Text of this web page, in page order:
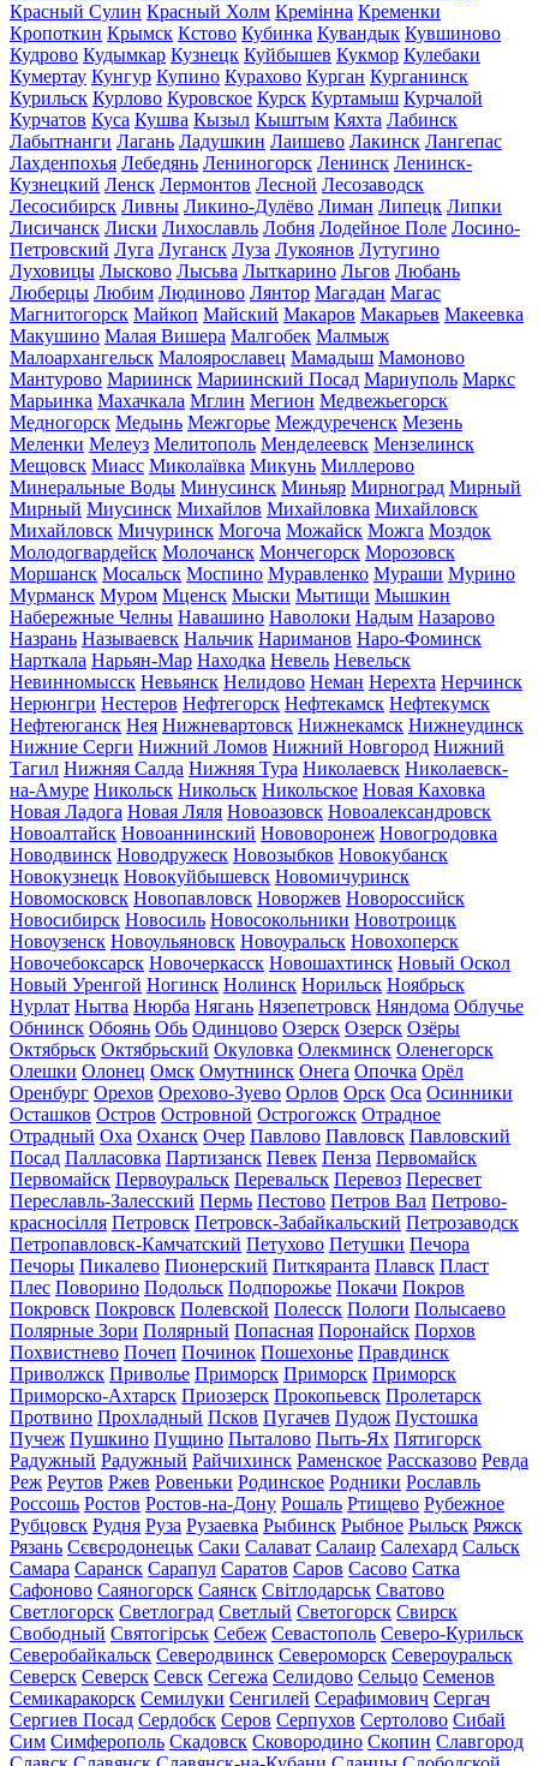
Красный Сулин Красный Холм Кремінна Кременки
Кропоткин Крымск Кстово Кубинка Кувандык Кувшиново
Кудрово Кудымкар Кузнецк Куйбышев Кукмор Кулебаки
Кумертау Кунгур Купино Курахово Курган Курганинск
Курильск Курлово Куровское Курск Куртамыш Курчалой
Курчатов Куса Кушва Кызыл Кыштым Кяхта Лабинск
Лабытнанги Лагань Ладушкин Лаишево Лакинск Лангепас
Лахденпохья Лебедянь Лениногорск Ленинск Ленинск-
Кузнецкий Ленск Лермонтов Лесной Лесозаводск
Лесосибирск Ливны Ликино-Дулёво Лиман Липецк Липки
Лисичанск Лиски Лихославль Лобня Лодейное Поле Лосино-
Петровский Луга Луганск Луза Лукоянов Лутугино
Луховицы Лысково Лысьва Лыткарино Льгов Любань
Люберцы Любим Людиново Лянтор Магадан Магас
Магнитогорск Майкоп Майский Макаров Макарьев Макеевка
Макушино Малая Вишера Малгобек Малмыж
Малоархангельск Малоярославец Мамадыш Мамоново
Мантурово Мариинск Мариинский Посад Мариуполь Маркс
Марьинка Махачкала Мглин Мегион Медвежьегорск
Медногорск Медынь Межгорье Междуреченск Мезень
Меленки Мелеуз Мелитополь Менделеевск Мензелинск
Мещовск Миасс Миколаївка Микунь Миллерово
Минеральные Воды Минусинск Миньяр Мирноград Мирный
Мирный Миусинск Михайлов Михайловка Михайловск
Михайловск Мичуринск Могоча Можайск Можга Моздок
Молодогвардейск Молочанск Мончегорск Морозовск
Моршанск Мосальск Моспино Муравленко Мураши Мурино
Мурманск Муром Мценск Мыски Мытищи Мышкин
Набережные Челны Навашино Наволоки Надым Назарово
Назрань Называевск Нальчик Нариманов Наро-Фоминск
Нарткала Нарьян-Мар Находка Невель Невельск
Невинномысск Невьянск Нелидово Неман Нерехта Нерчинск
Нерюнгри Нестеров Нефтегорск Нефтекамск Нефтекумск
Нефтеюганск Нея Нижневартовск Нижнекамск Нижнеудинск
Нижние Серги Нижний Ломов Нижний Новгород Нижний
Тагил Нижняя Салда Нижняя Тура Николаевск Николаевск-
на-Амуре Никольск Никольск Никольское Новая Каховка
Новая Ладога Новая Ляля Новоазовск Новоалександровск
Новоалтайск Новоаннинский Нововоронеж Новогродовка
Новодвинск Новодружеск Новозыбков Новокубанск
Новокузнецк Новокуйбышевск Новомичуринск
Новомосковск Новопавловск Новоржев Новороссийск
Новосибирск Новосиль Новосокольники Новотроицк
Новоузенск Новоульяновск Новоуральск Новохоперск
Новочебоксарск Новочеркасск Новошахтинск Новый Оскол
Новый Уренгой Ногинск Нолинск Норильск Ноябрьск
Нурлат Нытва Нюрба Нягань Нязепетровск Няндома Облучье
Обнинск Обоянь Обь Одинцово Озерск Озерск Озёры
Октябрьск Октябрьский Окуловка Олекминск Оленегорск
Олешки Олонец Омск Омутнинск Онега Опочка Орёл
Оренбург Орехов Орехово-Зуево Орлов Орск Оса Осинники
Осташков Остров Островной Острогожск Отрадное
Отрадный Оха Оханск Очер Павлово Павловск Павловский
Посад Палласовка Партизанск Певек Пенза Первомайск
Первомайск Первоуральск Перевальск Перевоз Пересвет
Переславль-Залесский Пермь Пестово Петров Вал Петрово-
красносілля Петровск Петровск-Забайкальский Петрозаводск
Петропавловск-Камчатский Петухово Петушки Печора
Печоры Пикалево Пионерский Питкяранта Плавск Пласт
Плес Поворино Подольск Подпорожье Покачи Покров
Покровск Покровск Полевской Полесск Пологи Полысаево
Полярные Зори Полярный Попасная Поронайск Порхов
Похвистнево Почеп Починок Пошехонье Правдинск
Приволжск Приволье Приморск Приморск Приморск
Приморско-Ахтарск Приозерск Прокопьевск Пролетарск
Протвино Прохладный Псков Пугачев Пудож Пустошка
Пучеж Пушкино Пущино Пыталово Пыть-Ях Пятигорск
Радужный Радужный Райчихинск Раменское Рассказово Ревда
Реж Реутов Ржев Ровеньки Родинское Родники Рославль
Россошь Ростов Ростов-на-Дону Рошаль Ртищево Рубежное
Рубцовск Рудня Руза Рузаевка Рыбинск Рыбное Рыльск Ряжск
Рязань Сєвєродонецьк Саки Салават Салаир Салехард Сальск
Самара Саранск Сарапул Саратов Саров Сасово Сатка
Сафоново Саяногорск Саянск Світлодарськ Сватово
Светлогорск Светлоград Светлый Светогорск Свирск
Свободный Святогірськ Себеж Севастополь Северо-Курильск
Северобайкальск Северодвинск Североморск Североуральск
Северск Северск Севск Сегежа Селидово Сельцо Семенов
Семикаракорск Семилуки Сенгилей Серафимович Сергач
Сергиев Посад Сердобск Серов Серпухов Сертолово Сибай
Сим Симферополь Скадовск Сковородино Скопин Славгород